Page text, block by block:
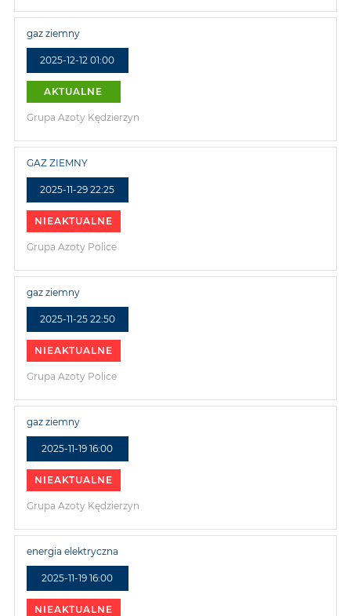
2025-12-12 01:00
gaz ziemny
AKTUALNE
Grupa Azoty Kędzierzyn
2025-11-29 22:25
GAZ ZIEMNY
NIEAKTUALNE
Grupa Azoty Police
2025-11-25 22:50
gaz ziemny
NIEAKTUALNE
Grupa Azoty Police
2025-11-19 16:00
gaz ziemny
NIEAKTUALNE
Grupa Azoty Kędzierzyn
2025-11-19 16:00
energia elektryczna
NIEAKTUALNE